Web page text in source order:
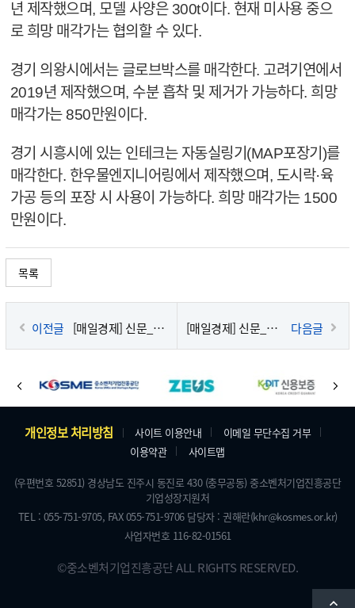
년 제작했으며, 모델 사양은 300t이다. 현재 미사용 중으
로 희망 매각가는 협의할 수 있다.
경기 의왕시에서는 글로브박스를 매각한다. 고려기연에서
2019년 제작했으며, 수분 흡착 및 제거가 가능하다. 희망
매각가는 850만원이다.
경기 시흥시에 있는 인테크는 자동실링기(MAP포장기)를
매각한다. 한우물엔지니어링에서 제작했으며, 도시락·육
가공 등의 포장 시 사용이 가능하다. 희망 매각가는 1500
만원이다.
목록
이전글 [매일경제] 신문_2025-12-23 [매일경제] 신문_2025-11-25 다음글
로 이
전
다
음
개인정보 처리방침 사이트 이용안내
이메일 무단수집 거부
이용약관
사이트맵
(우편번호 52851) 경상남도 진주시 동진로 430 (충무공동) 중소벤처기업진흥공단
기업성장지원처
TEL : 055-751-9705, FAX 055-751-9706 담당자 : 권해란(khr@kosmes.or.kr)
사업자번호 116-82-01561
©중소벤처기업진흥공단ALL RIGHTS RESERVED.